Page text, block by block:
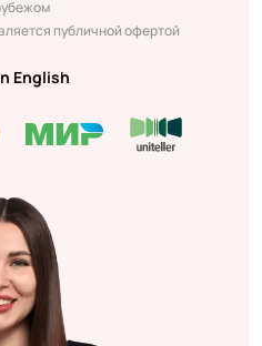
публичной офертой
English